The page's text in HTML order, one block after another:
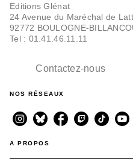
Editions Glénat
24 Avenue du Maréchal de
92772 BOULOGNE-
Tel : 01.41.46.11.11
Contactez-nous
NOS RÉSEAUX
A PROPOS